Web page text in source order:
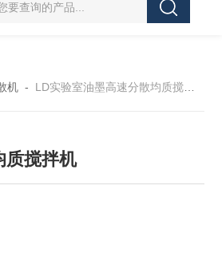
希德 鸡骨泥湿法粉碎胶体磨 超细粉
机- LD实验室油墨高速分散均质搅拌机
质搅拌机